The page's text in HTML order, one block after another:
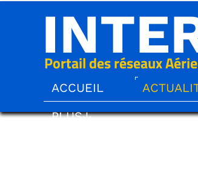
Portail des réseaux
ACCUEIL
PLUS↓